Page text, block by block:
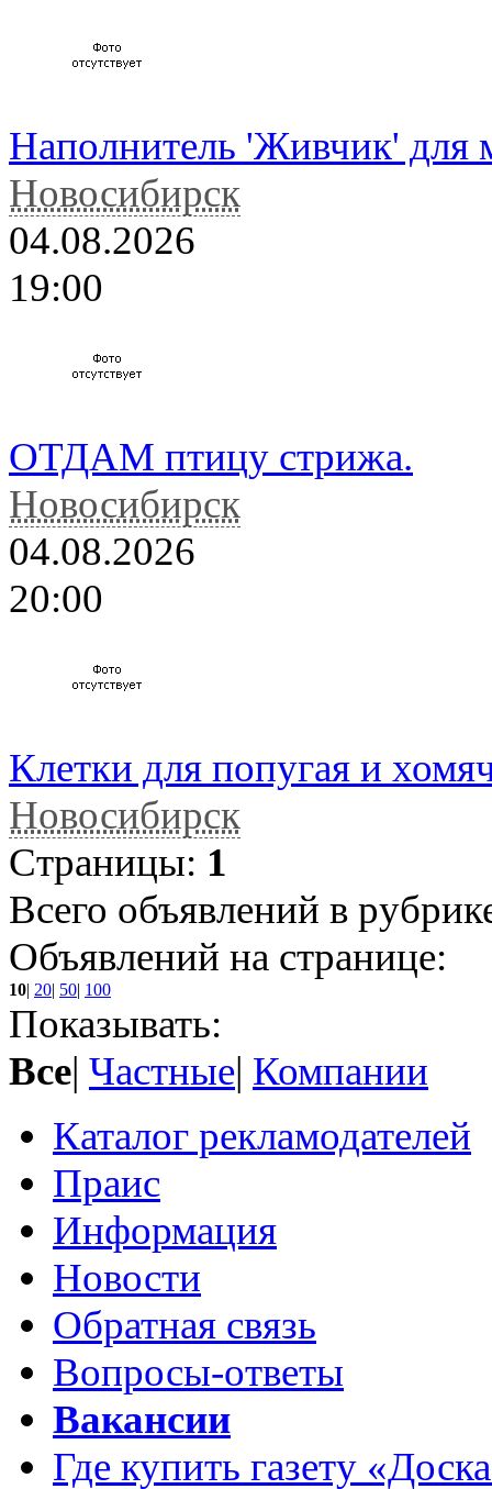
Наполнитель 'Живчик' для
Новосибирск
04.08.2026
19:00
ОТДАМ птицу стрижа.
Новосибирск
04.08.2026
20:00
Клетки для попугая и
Новосибирск
Страницы: 1
Всего объявлений в
Объявлений на странице:
10| 20| 50| 100
Показывать:
Все| Частные| Компании
Каталог рекламодателей
Праис
Информация
Новости
Обратная связь
Вопросы-ответы
Вакансии
Где купить газету